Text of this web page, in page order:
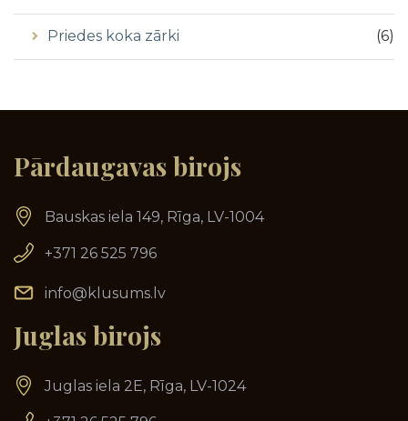
(6)
Priedes koka zārki
Pārdaugavas birojs
Bauskas iela 149, Rīga, LV-1004
+371 26 525 796
info@klusums.lv
Juglas birojs
Juglas iela 2E, Rīga, LV-1024